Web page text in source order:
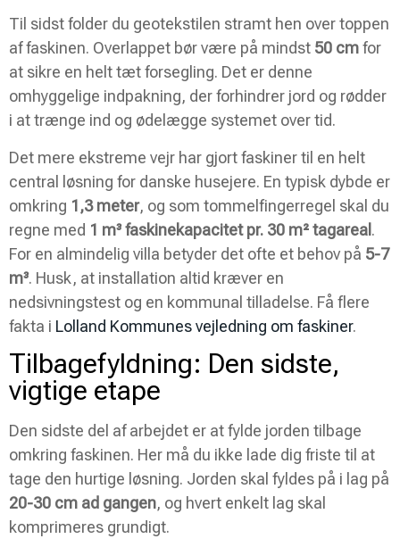
Til sidst folder du geotekstilen stramt hen over toppen
af faskinen. Overlappet bør være på mindst 50 cmfor
at sikre en helt tæt forsegling. Det er denne
omhyggelige indpakning, der forhindrer jord og rødder
i at trænge ind og ødelægge systemet over tid.
Det mere ekstreme vejr har gjort faskiner til en helt
central løsning for danske husejere. En typisk dybde er
omkring 1,3 meter, og som tommelfingerregel skal du
regne med 1 m³ faskinekapacitet pr. 30 m² tagareal.
For en almindelig villa betyder det ofte et behov på 5-7
m³. Husk, at installation altid kræver en
nedsivningstest og en kommunal tilladelse. Få flere
fakta i Lolland Kommunes vejledning om faskiner.
Tilbagefyldning: Den sidste,
vigtige etape
Den sidste del af arbejdet er at fylde jorden tilbage
omkring faskinen. Her må du ikke lade dig friste til at
tage den hurtige løsning. Jorden skal fyldes på i lag på
20-30 cm ad gangen, og hvert enkelt lag skal
komprimeres grundigt.